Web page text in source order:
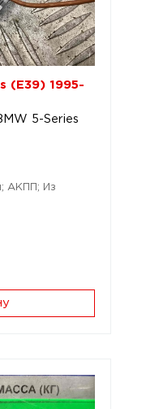
(E39) 1995-
5-Series
АКПП; Из